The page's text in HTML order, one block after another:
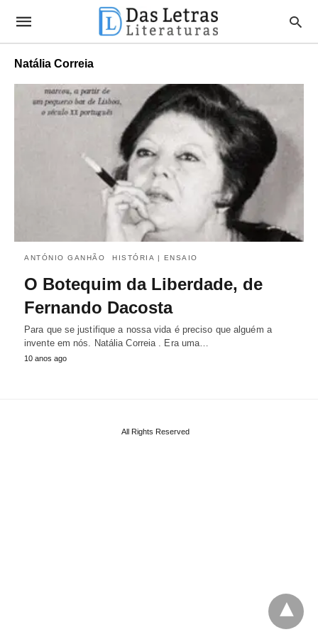
Natália Correia
ANTÓNIO GANHÃO HISTÓRIA | ENSAIO
O Botequim da Liberdade, de
Fernando Dacosta
Para que se justifique a nossa vida é preciso que alguém a
invente em nós. Natália Correia . Era uma…
10 anos ago
All Rights Reserved